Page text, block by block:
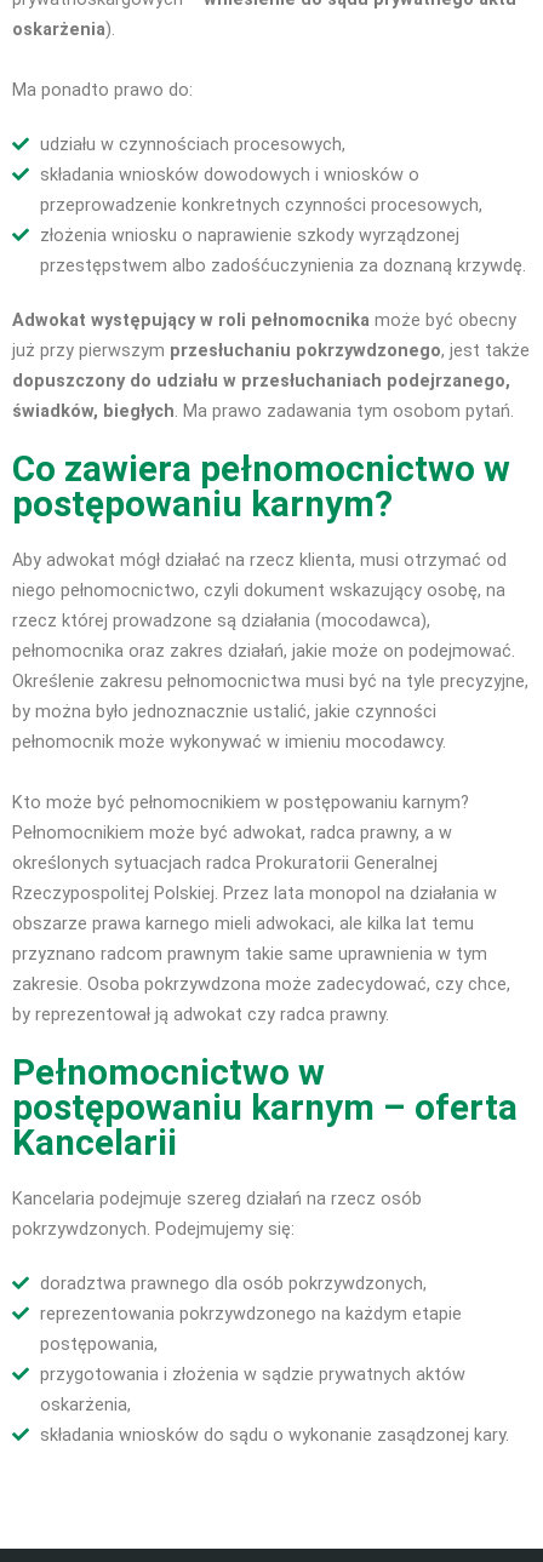
oskarżenia).
Ma ponadto prawo do:
udziału w czynnościach procesowych,
składania wniosków dowodowych i wniosków o
przeprowadzenie konkretnych czynności procesowych,
złożenia wniosku o naprawienie szkody wyrządzonej
przestępstwem albo zadośćuczynienia za doznaną krzywdę.
Adwokat występujący w roli pełnomocnika może być obecny
już przy pierwszym przesłuchaniu pokrzywdzonego, jest także
dopuszczony do udziału w przesłuchaniach podejrzanego,
świadków, biegłych. Ma prawo zadawania tym osobom pytań.
Co zawiera pełnomocnictwo w
postępowaniu karnym?
Aby adwokat mógł działać na rzecz klienta, musi otrzymać od
niego pełnomocnictwo, czyli dokument wskazujący osobę, na
rzecz której prowadzone są działania (mocodawca),
pełnomocnika oraz zakres działań, jakie może on podejmować.
Określenie zakresu pełnomocnictwa musi być na tyle precyzyjne,
by można było jednoznacznie ustalić, jakie czynności
pełnomocnik może wykonywać w imieniu mocodawcy.
Kto może być pełnomocnikiem w postępowaniu karnym?
Pełnomocnikiem może być adwokat, radca prawny, a w
określonych sytuacjach radca Prokuratorii Generalnej
Rzeczypospolitej Polskiej. Przez lata monopol na działania w
obszarze prawa karnego mieli adwokaci, ale kilka lat temu
przyznano radcom prawnym takie same uprawnienia w tym
zakresie. Osoba pokrzywdzona może zadecydować, czy chce,
by reprezentował ją adwokat czy radca prawny.
Pełnomocnictwo w
postępowaniu karnym – oferta
Kancelarii
Kancelaria podejmuje szereg działań na rzecz osób
pokrzywdzonych. Podejmujemy się:
doradztwa prawnego dla osób pokrzywdzonych,
reprezentowania pokrzywdzonego na każdym etapie
postępowania,
przygotowania i złożenia w sądzie prywatnych aktów
oskarżenia,
składania wniosków do sądu o wykonanie zasądzonej kary.